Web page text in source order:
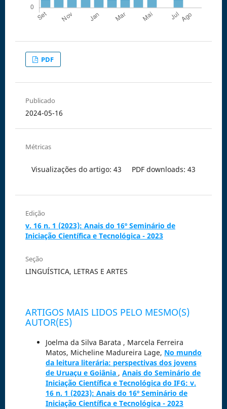
PDF
Publicado
2024-05-16
Métricas
Visualizações do artigo: 43 PDF downloads: 43
Edição
v. 16 n. 1 (2023): Anais do 16º Seminário de
Iniciação Científica e Tecnológica - 2023
Seção
LINGUÍSTICA, LETRAS E ARTES
ARTIGOS MAIS LIDOS PELO MESMO(S)
AUTOR(ES)
Joelma da Silva Barata , Marcela Ferreira
Matos, Micheline Madureira Lage, No mundo
da leitura literária: perspectivas dos jovens
de Uruaçu e Goiânia , Anais do Seminário de
Iniciação Científica e Tecnológica do IFG: v.
16 n. 1 (2023): Anais do 16º Seminário de
Iniciação Científica e Tecnológica - 2023